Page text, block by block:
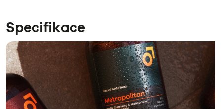
Specifikace